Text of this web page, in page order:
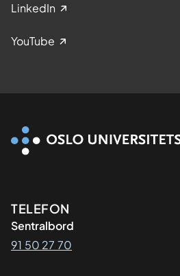
LinkedIn
YouTube
Kontaktinformasjon
TELEFON
Sentralbord
91 50 27 70